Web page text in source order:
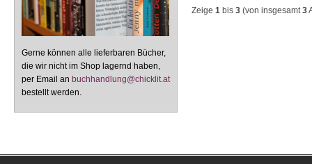
Gerne können alle lieferbaren Bücher,
die wir nicht im Shop lagernd haben,
per Email an buchhandlung@chicklit.at
bestellt werden.
Zeige 1 bis 3 (von insgesamt3